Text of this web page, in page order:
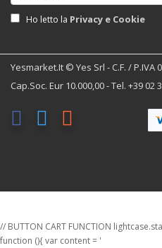
Ho letto la Privacy e Cookie
Yesmarket.it © Yes Srl - C.F. / P.IVA
Cap.Soc. Eur 10.000,00 - Tel. +39 02
// BUTTON CART FUNCTION
function (){ var content = '